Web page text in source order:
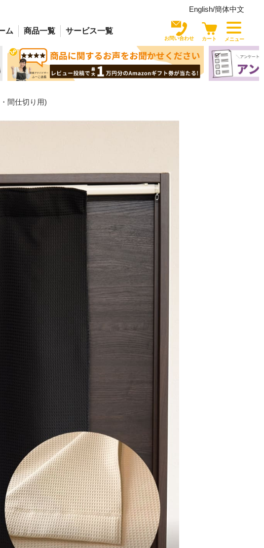
English/簡体中文
ム 商品一覧 サービス一覧
お問い合わせ カート メニュー
間仕切り用)